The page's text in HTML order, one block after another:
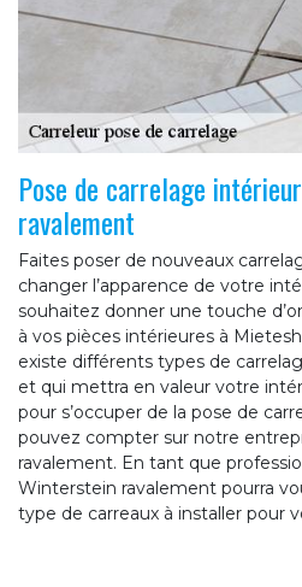
Pose de carrelage
ravalement
Faites poser de nouveaux
changer l’apparence de votre
souhaitez donner une touche
à vos pièces intérieures à
existe différents types de
et qui mettra en valeur votre
pour s’occuper de la pose de
pouvez compter sur notre
ravalement. En tant que
Winterstein ravalement pourra
type de carreaux à installer pour